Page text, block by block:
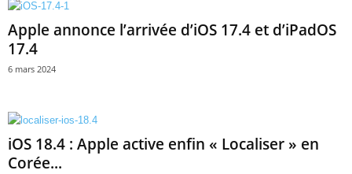
Apple annonce l’arrivée d’iOS 17.4 et d’iPadOS
17.4
6 mars 2024
iOS 18.4 : Apple active enfin « Localiser » en
Corée...